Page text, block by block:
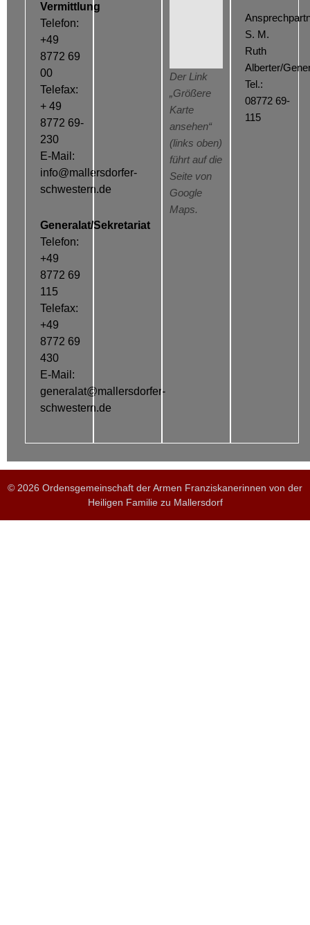
Vermittlung
Telefon:
+49
8772 69
00
Telefax:
+ 49
8772 69-
230
E-Mail:
info@mallersdorfer-
schwestern.de
Generalat/Sekretariat
Telefon:
+49
8772 69
115
Telefax:
+49
8772 69
430
E-Mail:
generalat@mallersdorfer-
schwestern.de
Der Link
„Größere
Karte
ansehen“
(links oben)
führt auf die
Seite von
Google
Maps.
S. M.
Ruth
Alberter/
Tel.:
08772 69-
115
© 2026 Ordensgemeinschaft der Armen Franziskanerinnen von der
Heiligen Familie zu Mallersdorf